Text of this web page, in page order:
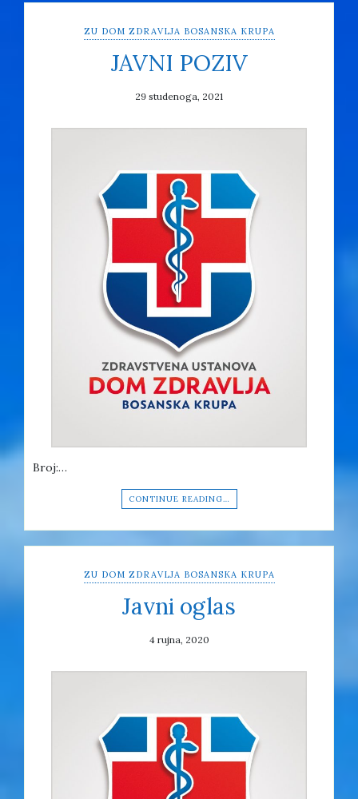
ZU DOM ZDRAVLJA BOSANSKA KRUPA
JAVNI POZIV
29 studenoga, 2021
Broj:…
CONTINUE READING…
ZU DOM ZDRAVLJA BOSANSKA KRUPA
Javni oglas
4 rujna, 2020